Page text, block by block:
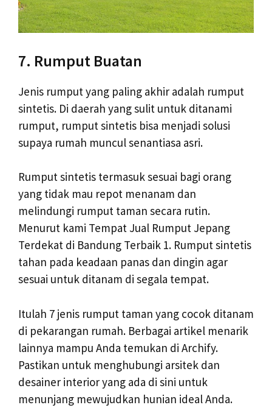
7. Rumput Buatan
Jenis rumput yang paling akhir adalah rumput
sintetis. Di daerah yang sulit untuk ditanami
rumput, rumput sintetis bisa menjadi solusi
supaya rumah muncul senantiasa asri.
Rumput sintetis termasuk sesuai bagi orang
yang tidak mau repot menanam dan
melindungi rumput taman secara rutin.
Menurut kami Tempat Jual Rumput Jepang
Terdekat di Bandung Terbaik 1. Rumput sintetis
tahan pada keadaan panas dan dingin agar
sesuai untuk ditanam di segala tempat.
Itulah 7 jenis rumput taman yang cocok ditanam
di pekarangan rumah. Berbagai artikel menarik
lainnya mampu Anda temukan di Archify.
Pastikan untuk menghubungi arsitek dan
desainer interior yang ada di sini untuk
menunjang mewujudkan hunian ideal Anda.